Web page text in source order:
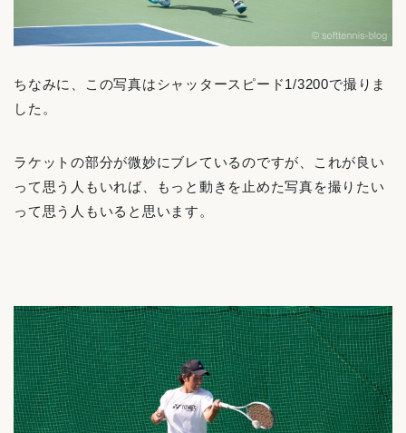
ちなみに、この写真はシャッタースピード1/3200で撮りま
した。
ラケットの部分が微妙にブレているのですが、これが良い
って思う人もいれば、もっと動きを止めた写真を撮りたい
って思う人もいると思います。